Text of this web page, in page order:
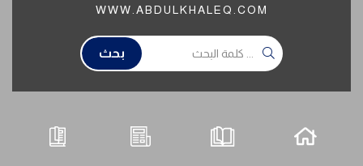
WWW.ABDULKHALEQ.COM
بحث